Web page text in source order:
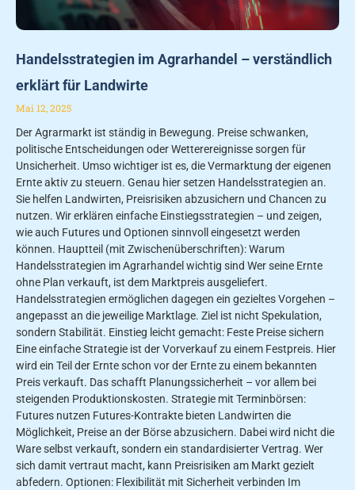
Handelsstrategien im Agrarhandel – verständlich
erklärt für Landwirte
Mai 12, 2025
Der Agrarmarkt ist ständig in Bewegung. Preise schwanken,
politische Entscheidungen oder Wetterereignisse sorgen für
Unsicherheit. Umso wichtiger ist es, die Vermarktung der eigenen
Ernte aktiv zu steuern. Genau hier setzen Handelsstrategien an.
Sie helfen Landwirten, Preisrisiken abzusichern und Chancen zu
nutzen. Wir erklären einfache Einstiegsstrategien – und zeigen,
wie auch Futures und Optionen sinnvoll eingesetzt werden
können. Hauptteil (mit Zwischenüberschriften): Warum
Handelsstrategien im Agrarhandel wichtig sind Wer seine Ernte
ohne Plan verkauft, ist dem Marktpreis ausgeliefert.
Handelsstrategien ermöglichen dagegen ein gezieltes Vorgehen –
angepasst an die jeweilige Marktlage. Ziel ist nicht Spekulation,
sondern Stabilität. Einstieg leicht gemacht: Feste Preise sichern
Eine einfache Strategie ist der Vorverkauf zu einem Festpreis. Hier
wird ein Teil der Ernte schon vor der Ernte zu einem bekannten
Preis verkauft. Das schafft Planungssicherheit – vor allem bei
steigenden Produktionskosten. Strategie mit Terminbörsen:
Futures nutzen Futures-Kontrakte bieten Landwirten die
Möglichkeit, Preise an der Börse abzusichern. Dabei wird nicht die
Ware selbst verkauft, sondern ein standardisierter Vertrag. Wer
sich damit vertraut macht, kann Preisrisiken am Markt gezielt
abfedern. Optionen: Flexibilität mit Sicherheit verbinden Im